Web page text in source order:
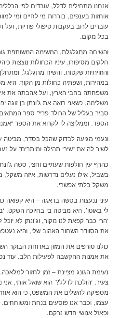
אנחנו מתחילים לדלל, עובדים לפי
אוחזות בענפים, בוררות מי לחיים ומי
עוברים לרוב בעקבות טיפולי פוריות,
בכל מקום.
והשיחה מתגלגלת, המשימה המשותפת
חלקים מסיפורו, עיניו הכחולות נוצצות
והזוויתיות שקטות. והשיח מתגלגל,
במהירות, ושפתיה כחולות מן הקור. היא
משפחתה בחבי הארץ, ועל אהבתה את
משלימה, כשאני רואה את ג’ונתן בן
סביר בעליל של הרולד פריי” ספר
הספר. וממליצה לי לקרוא את הספר
ונעמי מגיעה לבדוק שהכל בסדר, מביטה
לשיר לה את “שירי תהילה ומיתרים” על
כהרף עין חולפות שעתיים וחצי, סשה
בשביל, אילו נעלים נדרשות, איזה
משקל בלתי אפשרי.
עיני ננעצות בסשה בדאגה – היא קפואה
לי באוטו’. היא מביטה בי בחיוכה השקט.
‘הרי כבר קפאת לנו מקור, וג’ונתן לא
את הסוודר השחור האהוב שלי, והיא
כולנו טורפים את המזון בארוחת
את אמנות ההקשבה לפעילות הלב. עוד
נעימת הגונג מציינת – זמן לחזור
צעיר. ‘הולכת לדלל?’ הוא שואל אותי,
מספיקה להשלים את המשפט, כי הוא אוחז
עצמו, וכבר אנו פוסעים בנחת
ופאזל אנושי חדש נרקם.